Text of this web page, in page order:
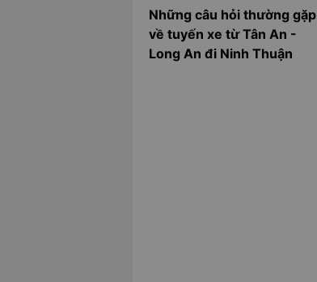
Những câu hỏi thường gặp
về tuyến xe từ Tân An -
Long An đi Ninh Thuận